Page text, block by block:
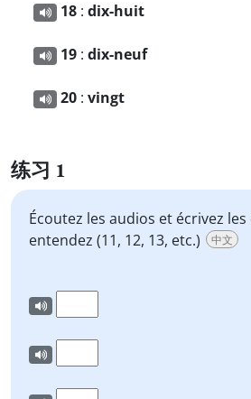
18 : dix-huit
19 : dix-neuf
20 : vingt
练习 1
Écoutez les audios et écrivez
entendez (11, 12, 13, etc.)
中文